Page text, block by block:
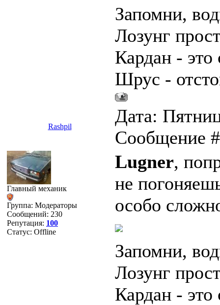
Запомни,
Лозунг
Кардан - это
Шрус -
Rashpil
Дата:
Сообщение
Главный механик
Группа: Модераторы
Сообщений: 230
Репутация: 100
Статус: Offline
Lugner,
не
особо
Запомни,
Лозунг
Кардан - это